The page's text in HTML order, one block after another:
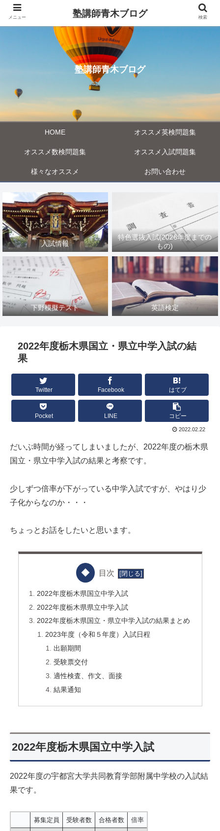
塾講師青木ブログ
HOME オススメ英検問題集
オススメ数検問題集 オススメ入試問題集
様々なオススメ お問い合わせ
入試情報
特色選抜入試(2026年度までの
もの)
下野模擬テスト 英語検定
2022年度栃木県国立・県立中学入試の結
果
Twitter Facebook はてブ
Pocket LINE コピー
2022.02.22
だいぶ時間が経ってしまいましたが、2022年度の栃木県
国立・県立中学入試の結果と考察です。
少しずつ倍率が下がっている中学入試ですが、やはり少
子化からなのか・・・
ちょっとお話をしたいと思います。
目次
2022年度栃木県国立中学入試
2022年度栃木県県立中学入試
2022年度栃木県国立・県立中学入試の結果まとめ
2023年度（令和５年度）入試日程
出願期間
受験票交付
適性検査、作文、面接
結果通知
2022年度栃木県国立中学入試
2022年度の宇都宮大学共同教育学部附属中学校の入試結
果です。
募集定員 受験者数 合格者数 倍率
メニュー 塾講師青木ブログ 検索